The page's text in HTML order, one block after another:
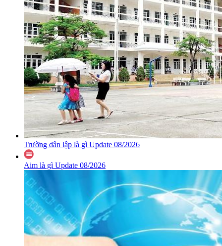
Trường dân lập là gì Update 08/2026
Aim là gì Update 08/2026